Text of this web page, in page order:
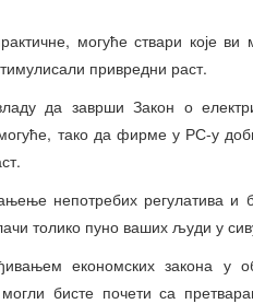
могуће ствари које
привредни раст.
да заврши Закон о
тако да фирме у РС-у
непотребих регулатива и
толико пуно ваших људи у
економских закона у
бисте почети са